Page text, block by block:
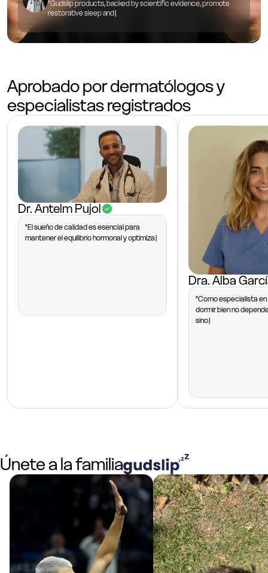
"Gudslip products, backed by scientific evidence, promote
restorative sleep and improve cognitive and physical
performance."
Aprobado por dermatólogos y
especialistas registrados
Dr. Antelm Pujol
"El sueño de calidad es esencial para
mantener el equilibrio hormonal y optimizar
Dra. Alba
"Como especialista en
dormir bien no
sino de la suma de
Únete a la familia